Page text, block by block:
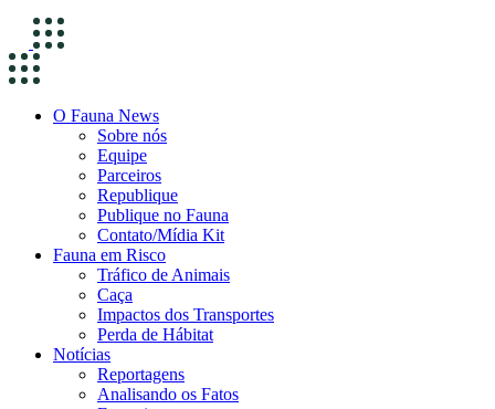
O Fauna News
Sobre nós
Equipe
Parceiros
Republique
Publique no Fauna
Contato/Mídia Kit
Fauna em Risco
Tráfico de Animais
Caça
Impactos dos Transportes
Perda de Hábitat
Notícias
Reportagens
Analisando os Fatos